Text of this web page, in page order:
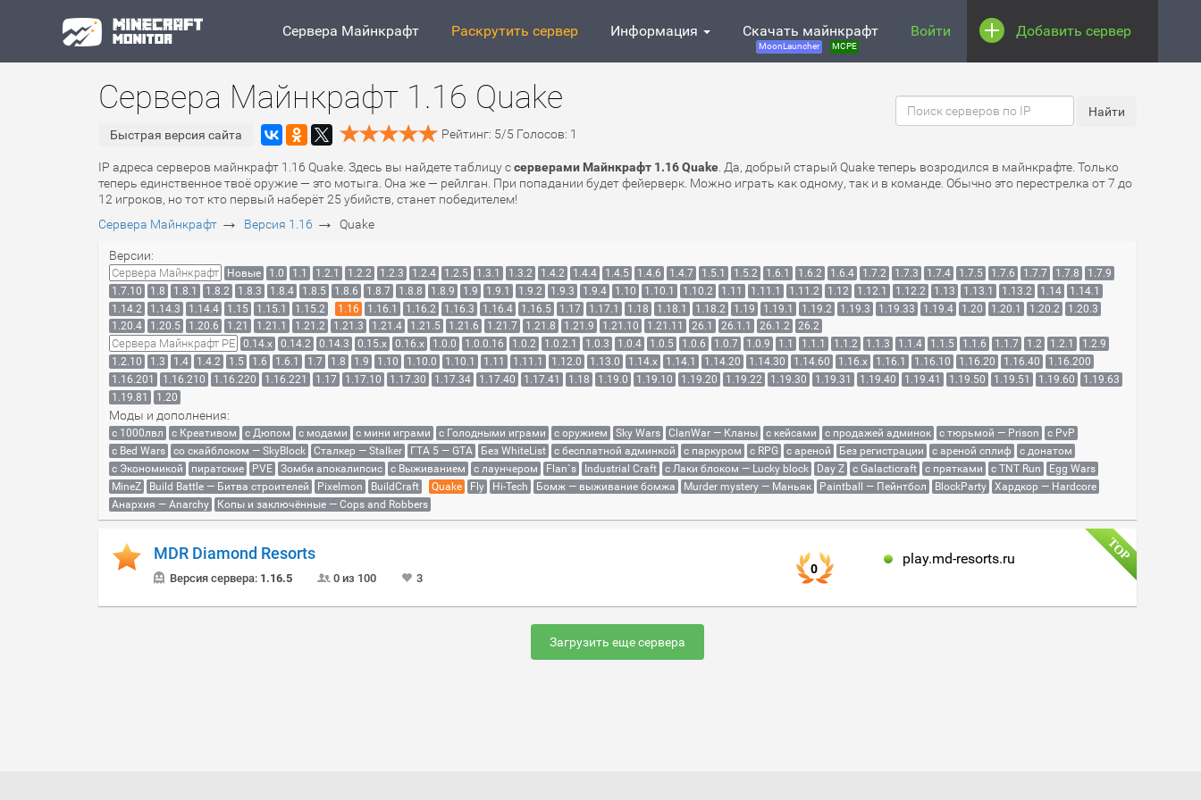
Сервера Майнкрафт Раскрутить сервер Информация Скачать майнкрафт
MoonLauncher MCPE
Войти Добавить сервер
Сервера Майнкрафт 1.16 Quake
Быстрая версия сайта Рейтинг: 5/5 Голосов: 1
IP адреса серверов майнкрафт 1.16 Quake. Здесь вы найдете таблицу ссерверами Майнкрафт 1.16 Quake . Да, добрый старый Quake теперь возродился в майнкрафте. Только
теперь единственное твоё оружие — это мотыга. Она же — рейлган. При попадании будет фейерверк. Можно играть как одному, так и в команде. Обычно это перестрелка от 7 до
12 игроков, но тот кто первый наберёт 25 убийств, станет победителем!
Сервера Майнкрафт → Версия 1.16 → Quake
Версии:
Сервера Майнкрафт Новые 1.0 1.1 1.2.1 1.2.2 1.2.3 1.2.4 1.2.5 1.3.1 1.3.2 1.4.2 1.4.4 1.4.5 1.4.6 1.4.7 1.5.1 1.5.2 1.6.1 1.6.2 1.6.4 1.7.2 1.7.3 1.7.4 1.7.5 1.7.6 1.7.7 1.7.8
1.7.9
1.7.10
1.8 1.8.1 1.8.2 1.8.3 1.8.4 1.8.5 1.8.6 1.8.7 1.8.8 1.8.9 1.9 1.9.1 1.9.2 1.9.3 1.9.4 1.10 1.10.1 1.10.2 1.11 1.11.1 1.11.2 1.12 1.12.1 1.12.2 1.13 1.13.1 1.13.2 1.14
1.14.1
1.14.2
1.14.3 1.14.4 1.15 1.15.1 1.15.2 1.16 1.16.1 1.16.2 1.16.3 1.16.4 1.16.5 1.17 1.17.1 1.18 1.18.1 1.18.2 1.19 1.19.1 1.19.2 1.19.3 1.19.33 1.19.4 1.20 1.20.1 1.20.2
1.20.3
1.20.4
1.20.5 1.20.6 1.21 1.21.1 1.21.2 1.21.3 1.21.4 1.21.5 1.21.6 1.21.7 1.21.8 1.21.9 1.21.10 1.21.11 26.1 26.1.1 26.1.2 26.2
Сервера Майнкрафт PE 0.14.x 0.14.2 0.14.3 0.15.x 0.16.x 1.0.0 1.0.0.16 1.0.2 1.0.2.1 1.0.3 1.0.4 1.0.5 1.0.6 1.0.7 1.0.9 1.1 1.1.1 1.1.2 1.1.3 1.1.4 1.1.5 1.1.6 1.1.7 1.2 1.2.1
1.2.9
1.2.10
1.3 1.4 1.4.2 1.5 1.6 1.6.1 1.7 1.8 1.9 1.10 1.10.0 1.10.1 1.11 1.11.1 1.12.0 1.13.0 1.14.x 1.14.1 1.14.20 1.14.30 1.14.60 1.16.x 1.16.1 1.16.10 1.16.20 1.16.40
1.16.200
1.16.201
1.16.210 1.16.220 1.16.221 1.17 1.17.10 1.17.30 1.17.34 1.17.40 1.17.41 1.18 1.19.0 1.19.10 1.19.20 1.19.22 1.19.30 1.19.31 1.19.40 1.19.41 1.19.50 1.19.51 1.19.60
1.19.63
1.19.81
1.20
Моды и дополнения:
с 1000лвл c Креативом с Дюпом с модами с мини играми с Голодными играми с оружием Sky Wars ClanWar — Кланы с кейсами с продажей админок с тюрьмой — Prison
с PvP
с Bed Wars
со скайблоком — SkyBlock Сталкер — Stalker ГТА 5 — GTA Без WhiteList с бесплатной админкой с паркуром с RPG с ареной Без регистрации с ареной сплиф
с донатом
с Экономикой
пиратские PVE Зомби апокалипсис с Выживанием с лаунчером Flan`s Industrial Craft с Лаки блоком — Lucky block Day Z с Galacticraft с прятками с TNT Run
Egg Wars
MineZ
Build Battle — Битва строителей Pixelmon BuildCraft Quake Fly Hi-Tech Бомж — выживание бомжа Murder mystery — Маньяк Paintball — Пейнтбол BlockParty
Хардкор — Hardcore
Анархия — Anarchy
Копы и заключённые — Cops and Robbers
MDR Diamond Resorts
Версия сервера: 1.16.5 0 из 100 3
0
play.md-resorts.ru
Загрузить еще сервера